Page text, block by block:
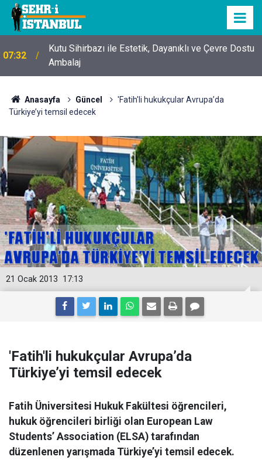
07:32
Kutu Sihirbazı ile Estetik, Dayanıklı ve Çevre Dostu
Ambalaj
Anasayfa Güncel
'Fatih'li hukukçular Avrupa’da
Türkiye’yi temsil edecek
17:13
21 Ocak 2013
'Fatih'li hukukçular Avrupa’da
Türkiye’yi temsil edecek
Fatih Üniversitesi Hukuk Fakültesi öğrencileri,
hukuk öğrencileri birliği olan European Law
Students’ Association (ELSA) tarafından
düzenlenen yarışmada Türkiye’yi temsil edecek.